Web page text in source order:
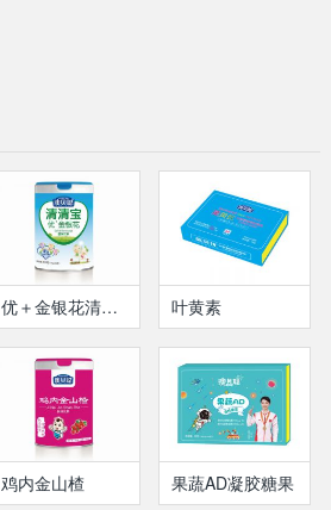
优＋金银花清清宝 叶黄素
鸡内金山楂 果蔬AD凝胶糖果